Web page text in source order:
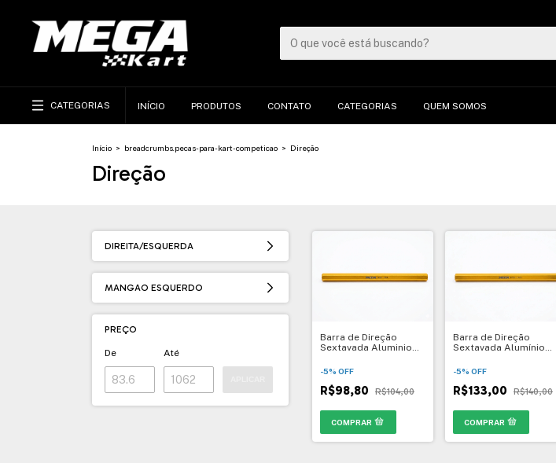
CATEGORIAS INÍCIO PRODUTOS CONTATO CATEGORIAS QUEM SOMOS
Início > breadcrumbs.pecas-para-kart-competicao > Direção
Direção
DIREITA/ESQUERDA
MANGAO ESQUERDO
PREÇO
De Até
Barra de Direção
Sextavada Aluminio
-5% OFF
R$98,80 R$104,00
Barra de Direção
Sextavada Alumínio
-5% OFF
R$133,00 R$140,00